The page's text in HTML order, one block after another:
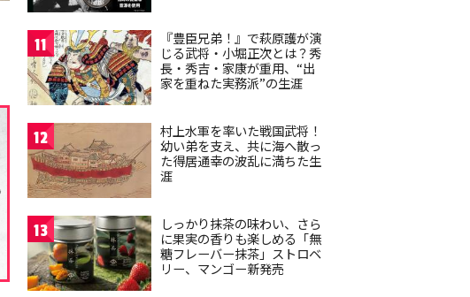
11
『豊臣兄弟！』で萩原護が演
じる武将・小堀正次とは？秀
長・秀吉・家康が重用、“出
家を重ねた実務派”の生涯
12
村上水軍を率いた戦国武将！
幼い弟を支え、共に海へ散っ
た得居通幸の波乱に満ちた生
涯
13
しっかり抹茶の味わい、さら
に果実の香りも楽しめる「無
糖フレーバー抹茶」ストロベ
リー、マンゴー新発売